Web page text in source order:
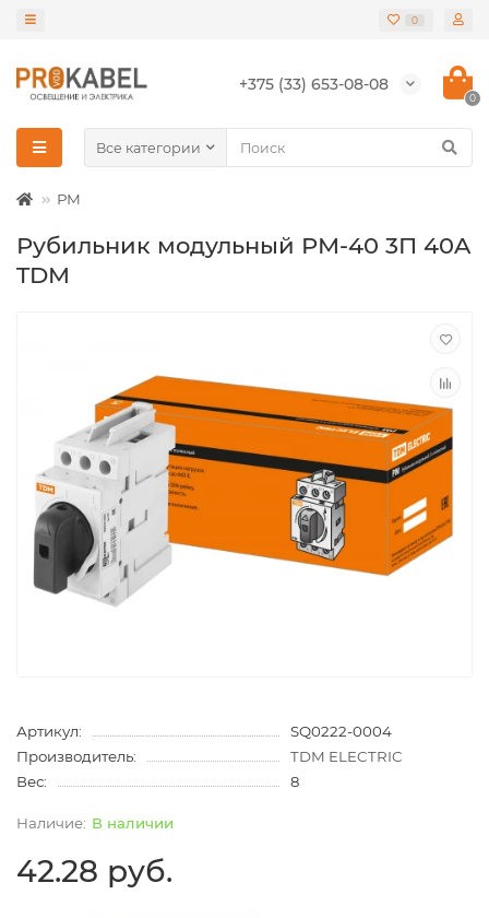
0
+375 (33) 653-08-08
0
Все категории
РМ
Рубильник модульный РМ-40 3П 40A
TDM
Артикул:
SQ0222-0004
Производитель:
TDM ELECTRIC
Вес:
8
В наличии
42.28 руб.